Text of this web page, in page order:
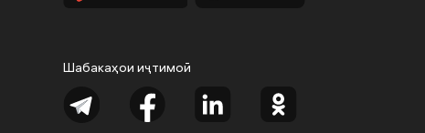
Шабакаҳои иҷтимоӣ